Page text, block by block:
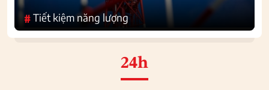
#Tiết kiệm năng lượng
24h